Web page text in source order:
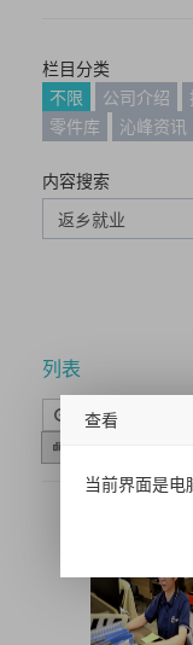
栏目分类
不限
公司介绍
零件库
沁峰资讯
内容搜索
列表
时间排序
查看
当前界面是电